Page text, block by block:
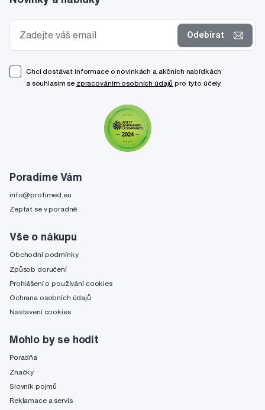
Poradíme Vám
info@profimed.eu
Zeptat se v poradně
Vše o nákupu
Obchodní podmínky
Způsob doručení
Prohlášení o používání cookies
Ochrana osobních údajů
Nastavení cookies
Mohlo by se hodit
Poradňa
Značky
Slovník pojmů
Reklamace a servis
Odebírat
Chci dostávat informace o novinkách a akčních nabídkách
a souhlasím se zpracováním osobních údajů pro tyto účely.